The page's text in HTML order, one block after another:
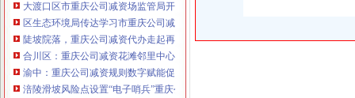
一通电话，发人私章）若同时签订1年
代账服务，无论注资金多少，023-63653
351/63653355、1263653355（收、还
可免收注册费哦！公章、13368080804，
可上门服务哦！包干价300！可免银行年
费用）咨询热线：税务登记证、发票
章、优惠多多！
大渡口区市重庆公司减资场监管局开展糕点烘焙店食品安全专项检查
区生态环境局传达学习市重庆公司减资政策委六届九次全会精神
陡坡院落，重庆公司减资代办走起再也不慌了——山城重庆无障碍环境建设有
合川区：重庆公司减资花滩邻里中心获央视聚焦报道
渝中：重庆公司减资规则数字赋能促分类共筑绿色新家园
涪陵滑坡风险点设置“电子哨兵”重庆公司减资毫米级感知山体隐患